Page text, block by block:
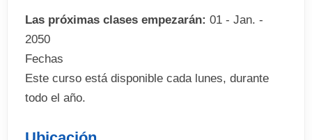
Las próximas clases empezarán: 01 - Jan. -
2050
Fechas
Este curso está disponible cada lunes, durante
todo el año.